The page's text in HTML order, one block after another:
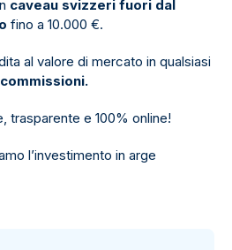
caveau svizzeri fuori dal
fino a 10.000 €.
al valore di mercato in qualsiasi
trasparente e 100% online!
l’investimento in arge